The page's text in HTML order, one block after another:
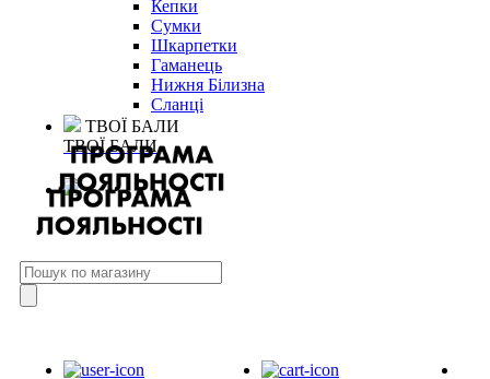
Кепки
Сумки
Шкарпетки
Гаманець
Нижня Білизна
Сланці
ТВОЇ БАЛИ
ТВОЇ БАЛИ